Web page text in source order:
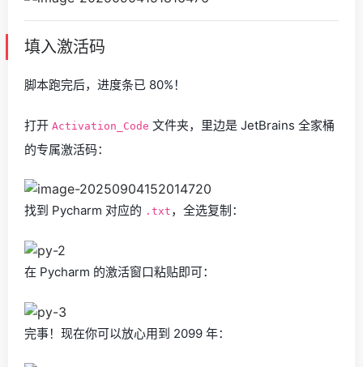
填入激活码
脚本跑完后，进度条已 80%！
打开 Activation_Code 文件夹，里边是 JetBrains 全家桶
的专属激活码：
找到 Pycharm 对应的 .txt ，全选复制：
在 Pycharm 的激活窗口粘贴即可：
完事！现在你可以放心用到 2099 年：